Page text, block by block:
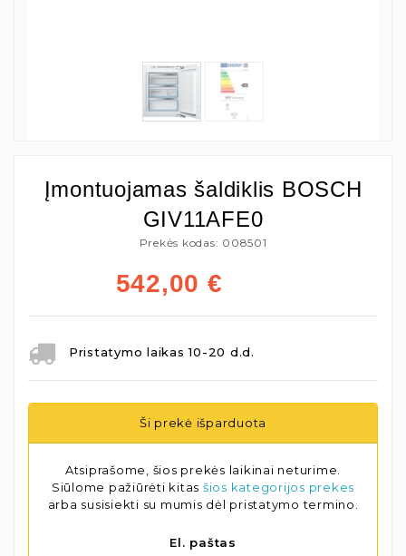
Įmontuojamas šaldiklis BOSCH
GIV11AFE0
Prekės kodas: 008501
542,00 €
Pristatymo laikas 10-20 d.d.
Ši prekė išparduota
Atsiprašome, šios prekės laikinai neturime.
Siūlome pažiūrėti kitas šios kategorijos prekes
arba susisiekti su mumis dėl pristatymo termino.
El. paštas